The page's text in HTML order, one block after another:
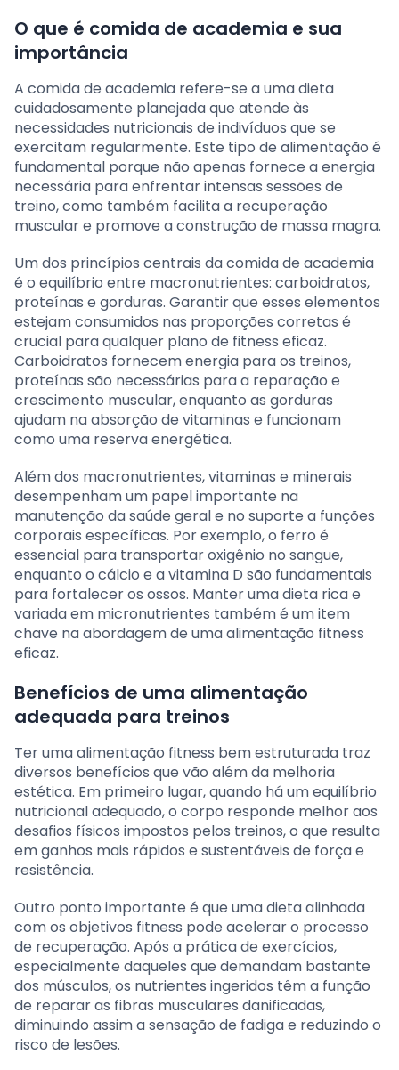
O que é comida de academia e sua
importância
A comida de academia refere-se a uma dieta
cuidadosamente planejada que atende às
necessidades nutricionais de indivíduos que se
exercitam regularmente. Este tipo de alimentação é
fundamental porque não apenas fornece a energia
necessária para enfrentar intensas sessões de
treino, como também facilita a recuperação
muscular e promove a construção de massa magra.
Um dos princípios centrais da comida de academia
é o equilíbrio entre macronutrientes: carboidratos,
proteínas e gorduras. Garantir que esses elementos
estejam consumidos nas proporções corretas é
crucial para qualquer plano de fitness eficaz.
Carboidratos fornecem energia para os treinos,
proteínas são necessárias para a reparação e
crescimento muscular, enquanto as gorduras
ajudam na absorção de vitaminas e funcionam
como uma reserva energética.
Além dos macronutrientes, vitaminas e minerais
desempenham um papel importante na
manutenção da saúde geral e no suporte a funções
corporais específicas. Por exemplo, o ferro é
essencial para transportar oxigênio no sangue,
enquanto o cálcio e a vitamina D são fundamentais
para fortalecer os ossos. Manter uma dieta rica e
variada em micronutrientes também é um item
chave na abordagem de uma alimentação fitness
eficaz.
Benefícios de uma alimentação
adequada para treinos
Ter uma alimentação fitness bem estruturada traz
diversos benefícios que vão além da melhoria
estética. Em primeiro lugar, quando há um equilíbrio
nutricional adequado, o corpo responde melhor aos
desafios físicos impostos pelos treinos, o que resulta
em ganhos mais rápidos e sustentáveis de força e
resistência.
Outro ponto importante é que uma dieta alinhada
com os objetivos fitness pode acelerar o processo
de recuperação. Após a prática de exercícios,
especialmente daqueles que demandam bastante
dos músculos, os nutrientes ingeridos têm a função
de reparar as fibras musculares danificadas,
diminuindo assim a sensação de fadiga e reduzindo o
risco de lesões.